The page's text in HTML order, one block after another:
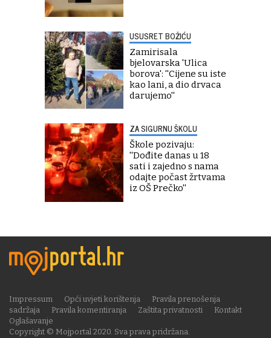
USUSRET BOŽIĆU
Zamirisala
bjelovarska 'Ulica
borova': ''Cijene su iste
kao lani, a dio drvaca
darujemo''
ZA SIGURNU ŠKOLU
Škole pozivaju:
''Dođite danas u 18
sati i zajedno s nama
odajte počast žrtvama
iz OŠ Prečko''
Copyright © Mojportal 2020. Sva prava pridržana.
Impressum Opći uvjeti korištenja
Pravila prenošenja
sadržaja
Pravila komentiranja Zaštita privatnosti
Kontakt
Oglašavanje